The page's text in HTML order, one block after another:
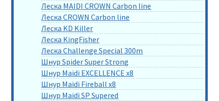
Леска MAIDI CROWN Carbon line
Леска CROWN Carbon line
Леска KD Killer
Леска KingFisher
Леска Challenge Special 300m
Шнур Spider Super Strong
Шнур Maidi EXCELLENCE x8
Шнур Maidi Fireball x8
Шнур Maidi SP Supered